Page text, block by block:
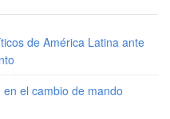
de América Latina ante
el cambio de mando